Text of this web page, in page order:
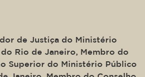
de Justiça do Ministério
Rio de Janeiro, Membro do
Superior do Ministério Público